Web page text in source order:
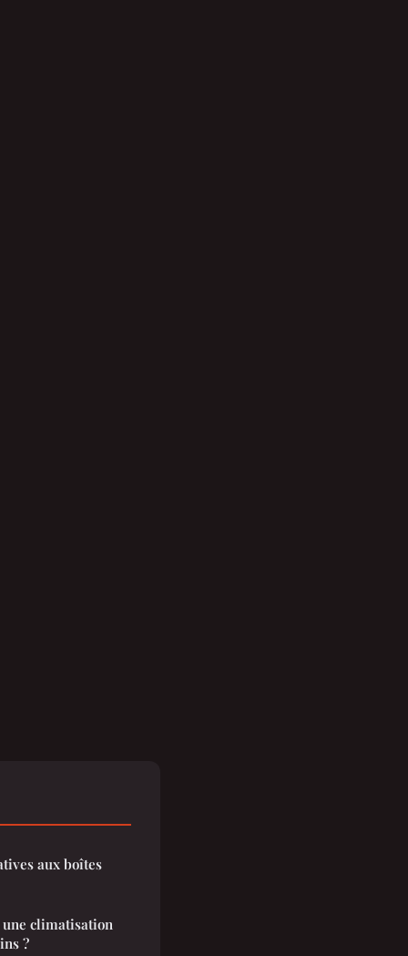
aux boîtes
climatisation
?